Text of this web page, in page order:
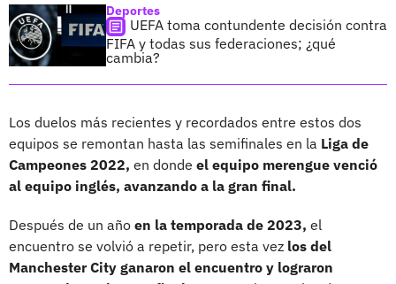
Deportes
UEFA toma contundente decisión contra
FIFA y todas sus federaciones; ¿qué
cambia?
Los duelos más recientes y recordados entre estos dos
equipos se remontan hasta las semifinales en la Liga de
Campeones 2022, en donde el equipo merengue venció
al equipo inglés, avanzando a la gran final.
Después de un año en la temporada de 2023, el
encuentro se volvió a repetir, pero esta vez los del
Manchester City ganaron el encuentro y lograron